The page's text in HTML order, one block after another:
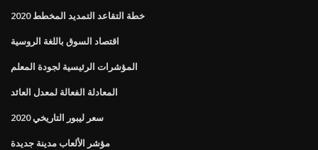
خطة التقاعد التمديد المخطط 2020
اقتصاد السوق باللغة الروسية
المؤشرات الرئيسية لجودة المعلم
المعادلة الفعالة لمعدل العائد
سعر ليبور التاريخي 2020
مؤشر الألعاب مدينة جديدة